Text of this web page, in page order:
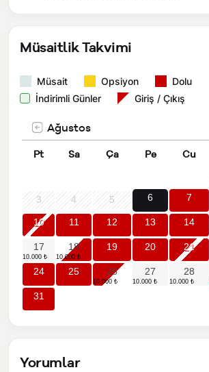
Müsaitlik Takvimi
Müsait Opsiyon
Dolu
İndirimli Günler
Giriş / Çıkış
Ağustos
Pt Sa Ça Pe Cu
3
4 5 6 7
10 11 12 13 14
17 18 19 20 21
24 25 26 27 28
31
Yorumlar